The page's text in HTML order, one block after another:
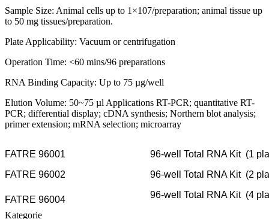
Sample Size: Animal cells up to 1×107/preparation; animal tissue up
to 50 mg tissues/preparation.
Plate Applicability: Vacuum or centrifugation
Operation Time: <60 mins/96 preparations
RNA Binding Capacity: Up to 75 µg/well
Elution Volume: 50~75 µl Applications RT-PCR; quantitative RT-
PCR; differential display; cDNA synthesis; Northern blot analysis;
primer extension; mRNA selection; microarray
FATRE 96001
96-well Total RNA Kit (1
FATRE 96002
96-well Total RNA Kit (2
FATRE 96004
96-well Total RNA Kit (4
Kategorie